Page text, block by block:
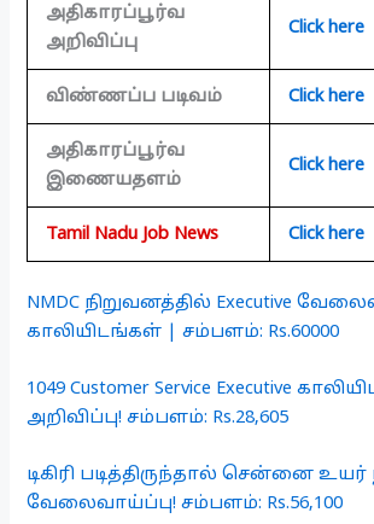
அதிகாரப்பூர்வ
அறிவிப்பு
Click here
விண்ணப்ப படிவம் Click here
அதிகாரப்பூர்வ
இணையதளம்
Click here
Tamil Nadu Job News Click here
NMDC நிறுவனத்தில் Executive
காலியிடங்கள் | சம்பளம்: Rs.60000
1049 Customer Service Executive
அறிவிப்பு! சம்பளம்: Rs.28,605
டிகிரி படித்திருந்தால் சென்னை
வேலைவாய்ப்பு! சம்பளம்: Rs.56,100